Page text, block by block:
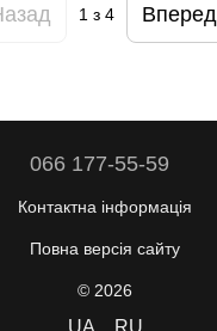
1з 4 Вперед
066 177-55-59
Контактна інформація
Повна версія сайту
© 2026
UA RU